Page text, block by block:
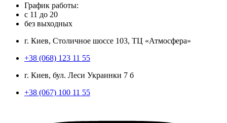
График работы:
с 11 до 20
без выходных
г. Киев, Столичное шоссе 103, ТЦ «Атмосфера»
+38 (068) 123 11 55
г. Киев, бул. Леси Украинки 7 б
+38 (067) 100 11 55